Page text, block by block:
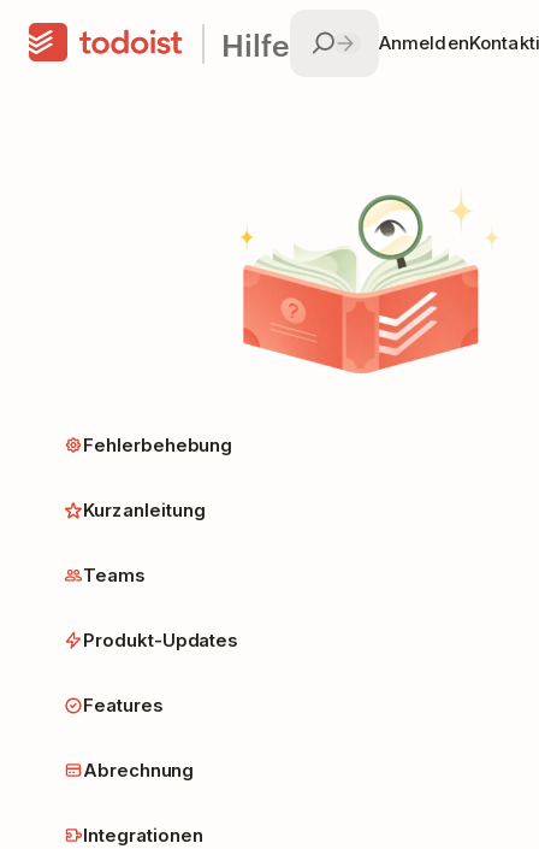
Hilfe Anmelden
Fehlerbehebung
Kurzanleitung
Teams
Produkt-Updates
Features
Abrechnung
Integrationen